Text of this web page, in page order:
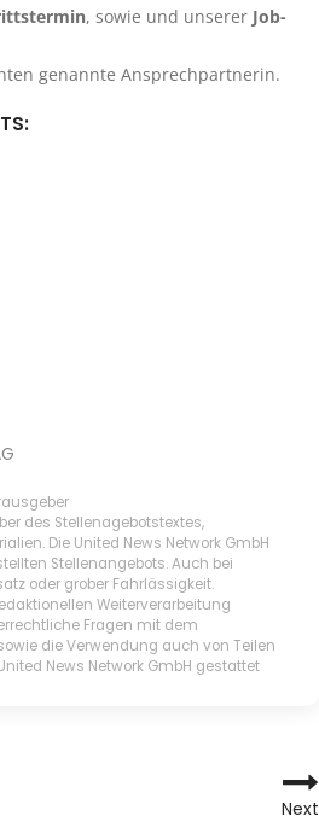
, sowie und unserer Job-
genannte Ansprechpartnerin.
des Stellenagebotstextes,
Die United News Network GmbH
Stellenangebots. Auch bei
oder grober Fahrlässigkeit.
Weiterverarbeitung
Fragen mit dem
die Verwendung auch von Teilen
News Network GmbH gestattet
Next